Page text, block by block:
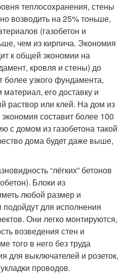
теплосохранения, стены
возводить на 25% тоньше,
(газобетон и
чем из кирпича. Экономия
к общей экономии на
кровля и стены) до
более узкого фундамента,
его доставку и
раствор или клей. На дом из
составит более 100
с домом из газобетона такой
дома будет даже выше,
“лёгких” бетонов
Блоки из
любой размер и
для исполнения
Они легко монтируются,
возведения стен и
того в него без труда
для выключателей и розеток,
проводов.